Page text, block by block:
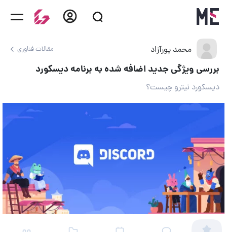
محمد پورآزاد مقالات فناوری
بررسی ویژگی جدید اضافه شده به برنامه دیسکورد
دیسکورد نیترو چیست؟